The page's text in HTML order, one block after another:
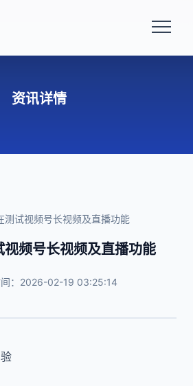
资讯详情
测试视频号长视频及直播功能
视频号长视频及直播功能
间：2026-02-19 03:25:14